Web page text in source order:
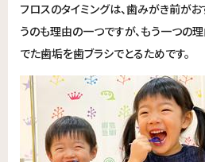
フロスのタイミングは、歯みがき前が
うのも理由の一つですが、もう一つの
でた歯垢を歯ブラシでとるためです。